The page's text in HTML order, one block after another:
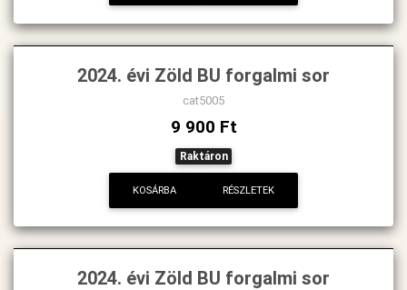
2024. évi Zöld BU forgalmi sor
cat5005
9 900 Ft
Raktáron
KOSÁRBA RÉSZLETEK
2024. évi Zöld BU forgalmi sor